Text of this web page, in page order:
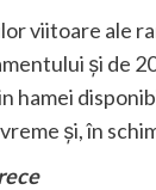
viitoare ale
și de
hamei
și, în